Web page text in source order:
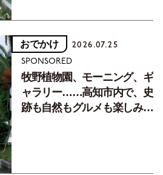
おでかけ 2026.07.25
SPONSORED
牧野植物園、モーニング、ギ
ャラリー……高知市内で、史
跡も自然もグルメも楽しみ尽